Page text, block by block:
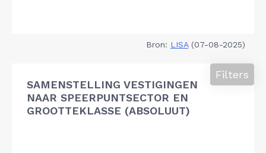
Bron: LISA(07-08-2025)
SAMENSTELLING VESTIGINGEN
NAAR SPEERPUNTSECTOR EN
GROOTTEKLASSE (ABSOLUUT)
Filters